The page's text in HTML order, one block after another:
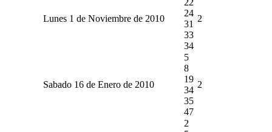
Lunes 1 de Noviembre de 2010
24
31
33
34
2
Sabado 16 de Enero de 2010
5
8
19
34
35
47
2
2